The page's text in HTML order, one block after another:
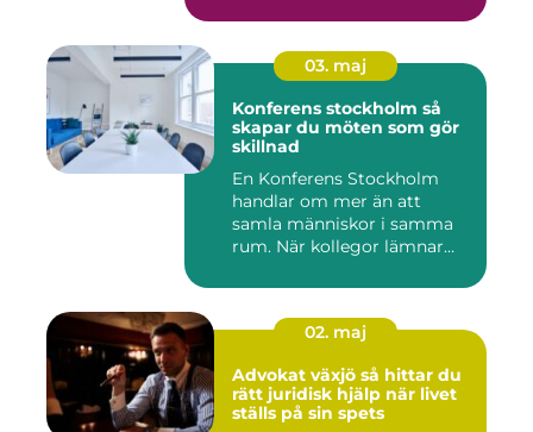
03. maj
Konferens stockholm så
skapar du möten som gör
skillnad
En Konferens Stockholm
handlar om mer än att
samla människor i samma
rum. När kollegor lämnar
02. maj
Advokat växjö så hittar du
rätt juridisk hjälp när livet
ställs på sin spets